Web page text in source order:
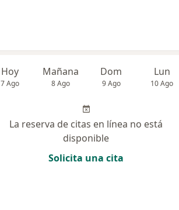
Hoy
7 Ago
Mañana
8 Ago
Dom
9 Ago
Lun
10 Ago
La reserva de citas en línea no está
disponible
Solicita una cita